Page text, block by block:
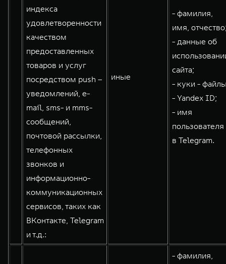
индекса
удовлетворенности
качеством
предоставленных
товаров и услуг
посредством push –
уведомлений, e-
mail, sms- и mms-
сообщений,
почтовой рассылки,
телефонных
звонков и
информационно-
коммуникационных
сервисов, таких как
ВКонтакте, Telegram
и т.д.:
иные
- фамилия,
имя,
- данные об
сайта;
- куки -
- Yandex ID;
- имя
пользователя
в Telegram.
- фамилия,